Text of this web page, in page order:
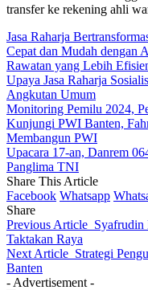
transfer ke rekening ahli
Jasa Raharja
Cepat dan Mudah dengan
Rawatan yang Lebih
Upaya Jasa Raharja
Angkutan Umum
Monitoring Pemilu 2024,
Kunjungi PWI Banten,
Membangun PWI
Upacara 17-an, Danrem
Panglima TNI
Share This Article
Facebook Whatsapp
Share
Previous Article Syafrudin
Taktakan Raya
Next Article Strategi
Banten
- Advertisement -